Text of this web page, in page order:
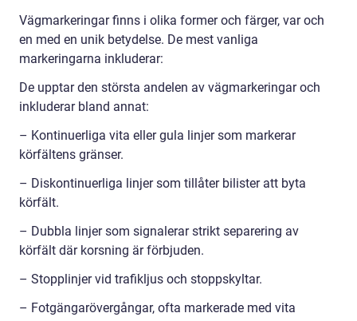
Vägmarkeringar finns i olika former och färger, var och
en med en unik betydelse. De mest vanliga
markeringarna inkluderar:
De upptar den största andelen av vägmarkeringar och
inkluderar bland annat:
– Kontinuerliga vita eller gula linjer som markerar
körfältens gränser.
– Diskontinuerliga linjer som tillåter bilister att byta
körfält.
– Dubbla linjer som signalerar strikt separering av
körfält där korsning är förbjuden.
– Stopplinjer vid trafikljus och stoppskyltar.
– Fotgängarövergångar, ofta markerade med vita